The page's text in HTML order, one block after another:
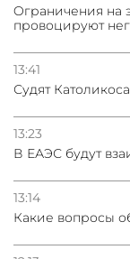
Oграничения на
провоцируют
13:41
Судят
13:23
В ЕАЭС будут
13:14
Какие вопросы